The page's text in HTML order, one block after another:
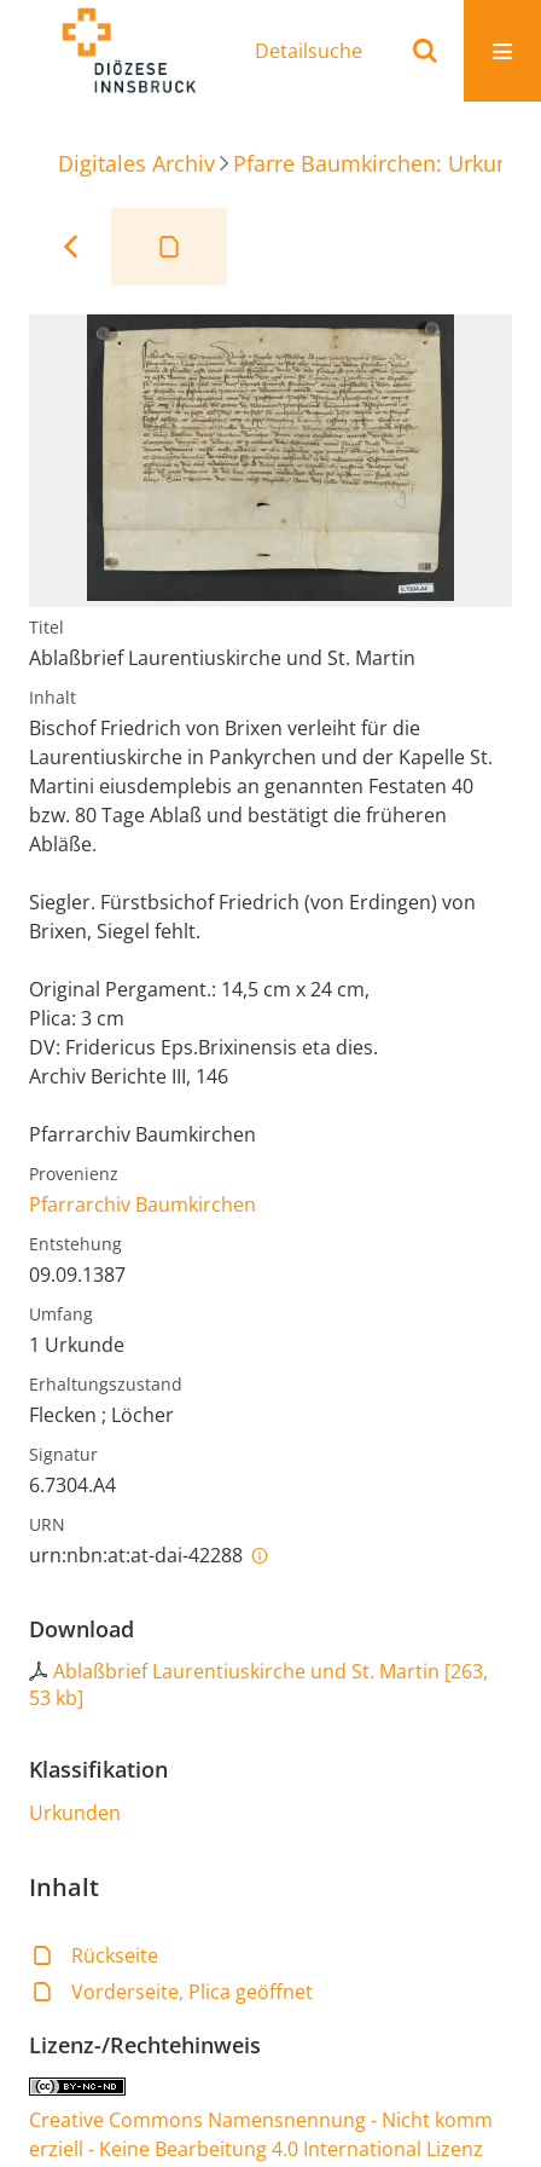
Detailsuche
Digitales Archiv Pfarre Baumkirchen:
Titel
Ablaßbrief Laurentiuskirche und St. Martin
Inhalt
Bischof Friedrich von Brixen verleiht für die
Laurentiuskirche in Pankyrchen und der Kapelle St.
Martini eiusdemplebis an genannten Festaten 40
bzw. 80 Tage Ablaß und bestätigt die früheren
Abläße.
Siegler. Fürstbsichof Friedrich (von Erdingen) von
Brixen, Siegel fehlt.
Original Pergament.: 14,5 cm x 24 cm,
Plica: 3 cm
DV: Fridericus Eps.Brixinensis eta dies.
Archiv Berichte III, 146
Pfarrarchiv Baumkirchen
Provenienz
Pfarrarchiv Baumkirchen
Entstehung
09.09.1387
Umfang
1 Urkunde
Erhaltungszustand
Flecken ; Löcher
Signatur
6.7304.A4
URN
urn:nbn:at:at-dai-42288
Download
Ablaßbrief Laurentiuskirche und St. Martin [263,
53 kb]
Klassifikation
Urkunden
Inhalt
Rückseite
Vorderseite, Plica geöffnet
Lizenz-/Rechtehinweis
Creative Commons Namensnennung - Nicht komm
erziell - Keine Bearbeitung 4.0 International Lizenz